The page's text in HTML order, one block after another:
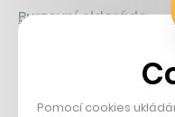
Burzovní eldorádo
PŘÍBĚHY Z GASTRA
Boční projekt, co se
Pomocí cookies